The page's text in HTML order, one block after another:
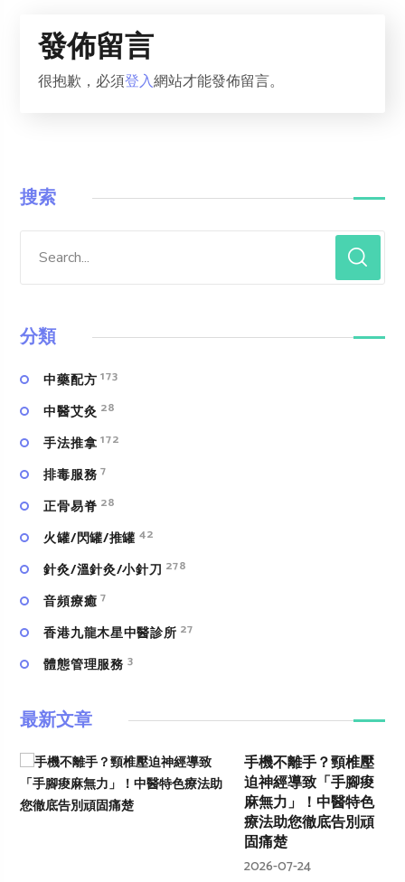
發佈留言
很抱歉，必須登入網站才能發佈留言。
搜索
分類
中藥配方 173
中醫艾灸 28
手法推拿 172
排毒服務 7
正骨易脊 28
火罐/閃罐/推罐 42
針灸/溫針灸/小針刀 278
⾳頻療癒 7
香港九龍木星中醫診所 27
體態管理服務 3
最新文章
手機不離手？頸椎壓
迫神經導致「手腳痠
麻無力」！中醫特色
療法助您徹底告別頑
固痛楚
2026-07-24